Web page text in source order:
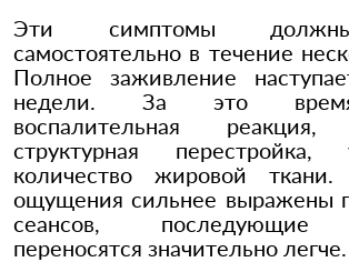
Эти симптомы
самостоятельно в течение
Полное заживление
недели. За это
воспалительная реакция,
структурная перестройка,
количество жировой ткани.
ощущения сильнее выражены
сеансов, последующие
переносятся значительно легче.